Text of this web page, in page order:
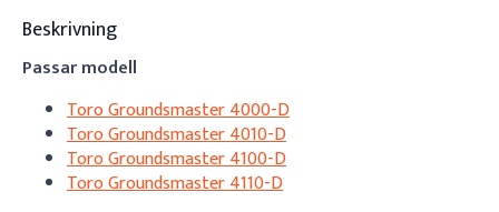
Beskrivning
Passar modell
Toro Groundsmaster 4000-D
Toro Groundsmaster 4010-D
Toro Groundsmaster 4100-D
Toro Groundsmaster 4110-D